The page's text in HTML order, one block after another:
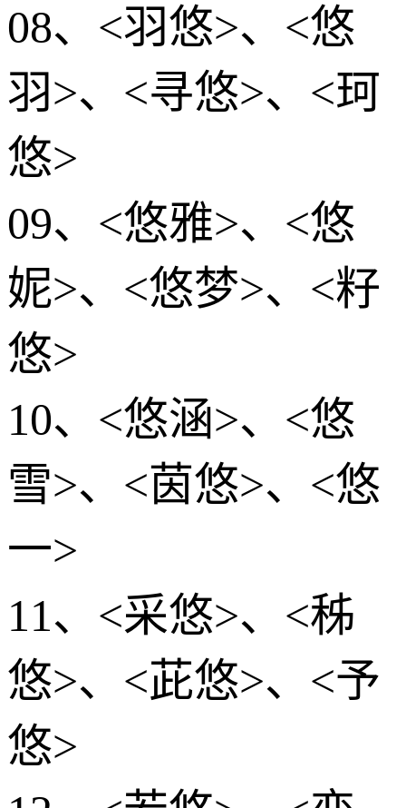
08、<羽悠>、<悠
羽>、<寻悠>、<珂
悠>
09、<悠雅>、<悠
妮>、<悠梦>、<籽
悠>
10、<悠涵>、<悠
雪>、<茵悠>、<悠
一>
11、<采悠>、<秭
悠>、<茈悠>、<予
悠>